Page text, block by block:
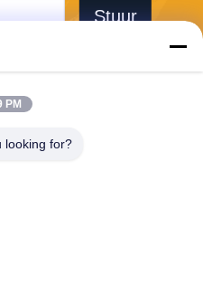
Stuur
PM
looking for?